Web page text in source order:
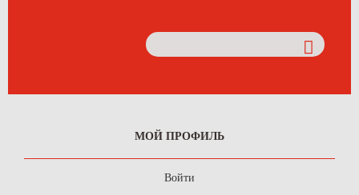
МОЙ ПРОФИЛЬ
Войти